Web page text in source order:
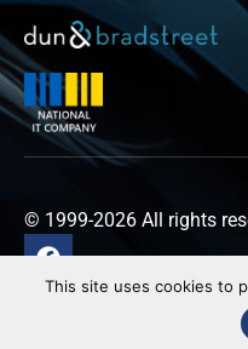
© 1999-2026 All rights
Privacy policy
This site uses cookies to